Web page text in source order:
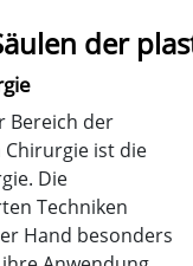
der
Bereich der
Chirurgie ist die
Die
Techniken
Hand besonders